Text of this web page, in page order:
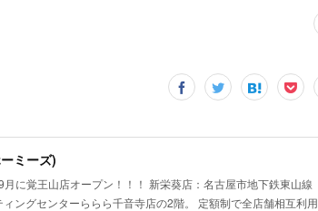
ミーズ)
に覚王山店オープン！！！ 新栄葵店：名古屋市地下鉄東山線
ングセンターららら千音寺店の2階。 定額制で全店舗相互利用